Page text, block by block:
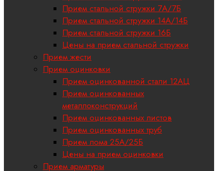
Прием стальной стружки 7А/7Б
Прием стальной стружки 14А/14Б
Прием стальной стружки 16Б
Цены на прием стальной стружки
Прием жести
Прием оцинковки
Прием оцинкованной стали 12АЦ
Прием оцинкованных
металлоконструкций
Прием оцинкованных листов
Прием оцинкованных труб
Прием лома 25А/25Б
Цены на прием оцинковки
Прием арматуры